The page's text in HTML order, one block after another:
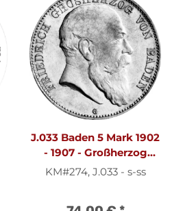
J.033 Baden 5 Mark 1902
- 1907 - Großherzog
Friedrich I. - Silber s-ss
KM#274, J.033 - s-ss